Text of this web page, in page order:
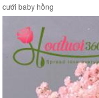
cưới baby hồng